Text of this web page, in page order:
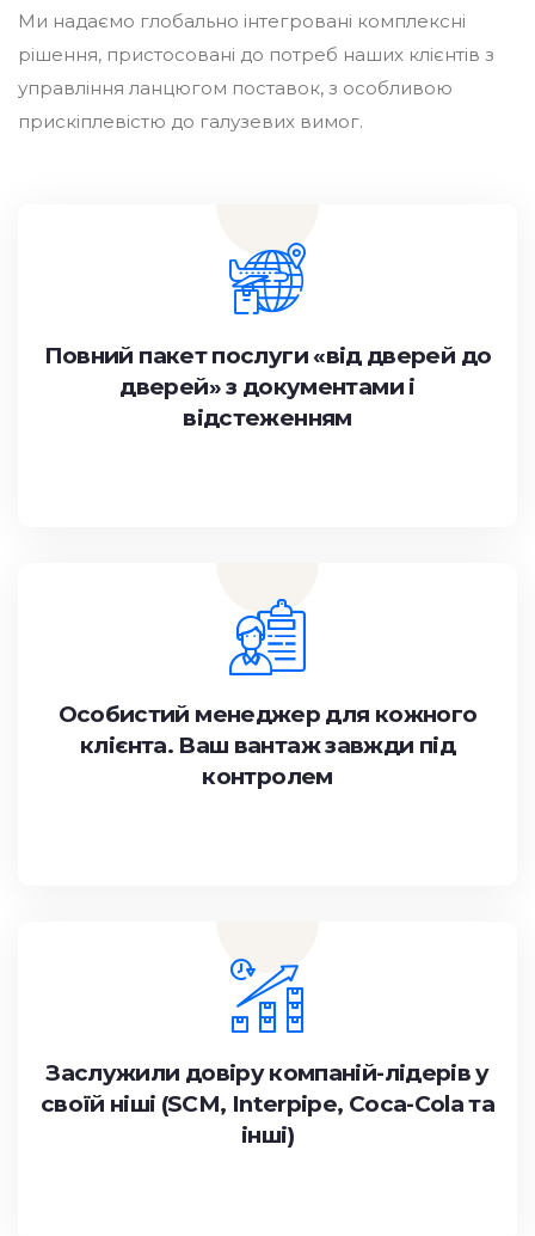
Ми надаємо глобально інтегровані комплексні
рішення, пристосовані до потреб наших клієнтів з
управління ланцюгом поставок, з особливою
прискіплевістю до галузевих вимог.
Повний пакет послуги «від дверей до
дверей» з документами і
відстеженням
Особистий менеджер для кожного
клієнта. Ваш вантаж завжди під
контролем
Заслужили довіру компаній-лідерів у
своїй ніші (SCM, Interpipe, Coca-Cola та
інші)